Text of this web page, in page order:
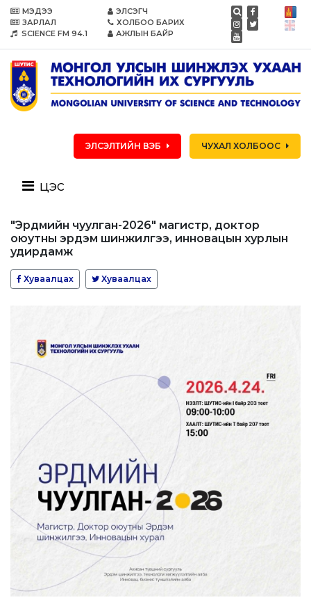
МЭДЭЭ
ЗАРЛАЛ
SCIENCE FM 94.1
ЭЛСЭГЧ
ХОЛБОО БАРИХ
АЖЛЫН БАЙР
ЭЛСЭЛТИЙН ВЭБ ЧУХАЛ ХОЛБООС
цэс
"Эрдмийн чуулган-2026" магистр, доктор
оюутны эрдэм шинжилгээ, инновацын хурлын
удирдамж
Хуваалцах Хуваалцах